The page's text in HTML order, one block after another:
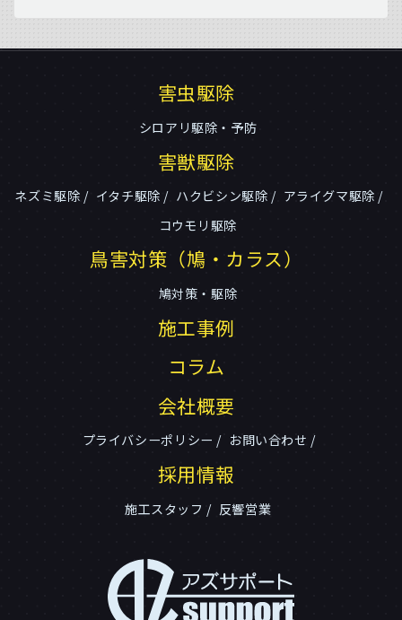
害虫駆除
シロアリ駆除・予防
害獣駆除
ネズミ駆除 イタチ駆除 ハクビシン駆除
アライグマ駆除
コウモリ駆除
鳥害対策（鳩・カラス）
鳩対策・駆除
施工事例
コラム
会社概要
プライバシーポリシー お問い合わせ
採用情報
施工スタッフ 反響営業